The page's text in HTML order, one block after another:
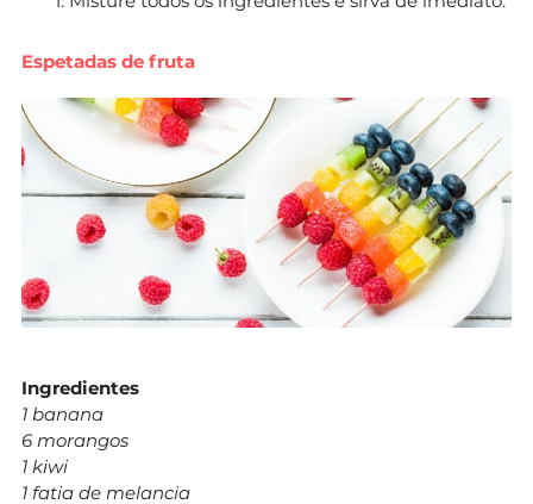
Espetadas de fruta
Ingredientes
1 banana
6 morangos
1 kiwi
1 fatia de melancia